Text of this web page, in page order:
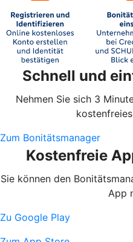
Schnell und
Nehmen Sie sich 3
Zum Bonitätsmanager
Kostenfreie
Sie können den
App
Zu Google Play